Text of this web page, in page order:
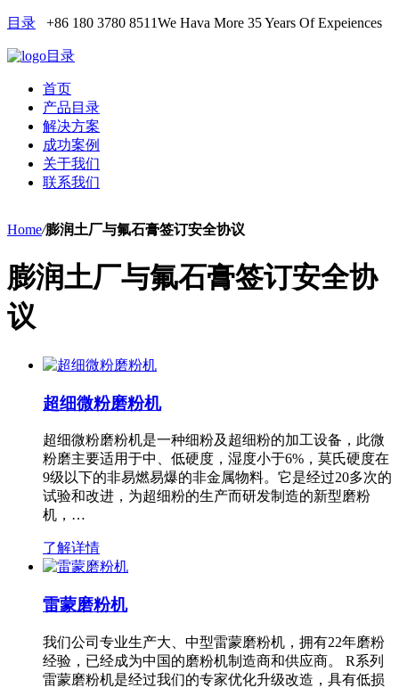
目录 +86 180 3780 8511We Hava More 35 Years Of Expeiences
目录
首页
产品目录
解决方案
成功案例
关于我们
联系我们
Home/膨润土厂与氟石膏签订安全协议
膨润土厂与氟石膏签订安全协
议
超细微粉磨粉机
超细微粉磨粉机是一种细粉及超细粉的加工设备，此微
粉磨主要适用于中、低硬度，湿度小于6%，莫氏硬度在
9级以下的非易燃易爆的非金属物料。它是经过20多次的
试验和改进，为超细粉的生产而研发制造的新型磨粉
机，…
了解详情
雷蒙磨粉机
我们公司专业生产大、中型雷蒙磨粉机，拥有22年磨粉
经验，已经成为中国的磨粉机制造商和供应商。 R系列
雷蒙磨粉机是经过我们的专家优化升级改造，具有低损